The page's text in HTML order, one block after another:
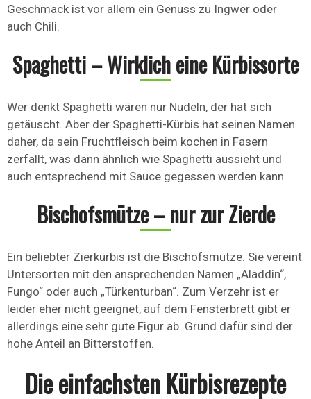
Geschmack ist vor allem ein Genuss zu Ingwer oder
auch Chili.
Spaghetti – Wirklich eine Kürbissorte
Wer denkt Spaghetti wären nur Nudeln, der hat sich
getäuscht. Aber der Spaghetti-Kürbis hat seinen Namen
daher, da sein Fruchtfleisch beim kochen in Fasern
zerfällt, was dann ähnlich wie Spaghetti aussieht und
auch entsprechend mit Sauce gegessen werden kann.
Bischofsmütze – nur zur Zierde
Ein beliebter Zierkürbis ist die Bischofsmütze. Sie vereint
Untersorten mit den ansprechenden Namen „Aladdin“,
Fungo“ oder auch „Türkenturban“. Zum Verzehr ist er
leider eher nicht geeignet, auf dem Fensterbrett gibt er
allerdings eine sehr gute Figur ab. Grund dafür sind der
hohe Anteil an Bitterstoffen.
Die einfachsten Kürbisrezepte